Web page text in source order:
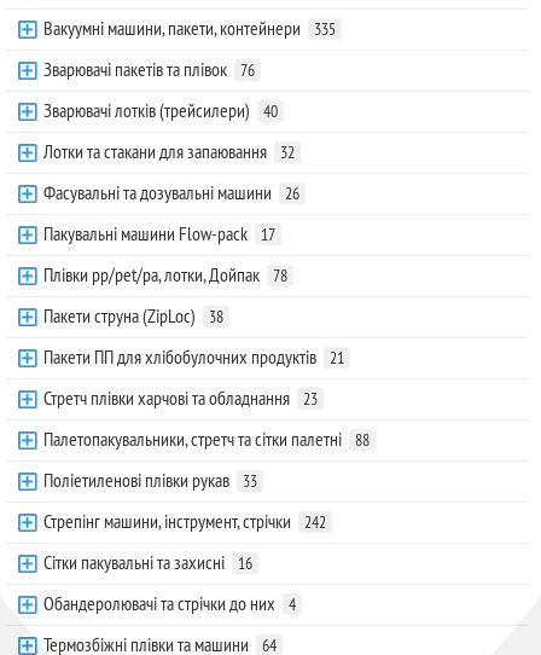
Вакуумні машини, пакети, контейнери 335
Зварювачі пакетів та плівок 76
Зварювачі лотків (трейсилери) 40
Лотки та стакани для запаювання 32
Фасувальні та дозувальні машини 26
Пакувальні машини Flow-pack 17
Плівки pp/pet/pa, лотки, Дойпак 78
Пакети струна (ZipLoc) 38
Пакети ПП для хлібобулочних продуктів 21
Стретч плівки харчові та обладнання 23
Палетопакувальники, стретч та сітки палетні 88
Поліетиленові плівки рукав 33
Стрепінг машини, інструмент, стрічки 242
Сітки пакувальні та захисні 16
Обандеролювачі та стрічки до них 4
Термозбіжні плівки та машини 64